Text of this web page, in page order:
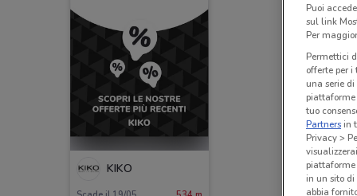
KIKO
Puoi
sul link
Per
Permettici
offerte per
una serie
piattaforme
tuo
Partnersin
Privacy >
piattaforme
in un sito
abbia